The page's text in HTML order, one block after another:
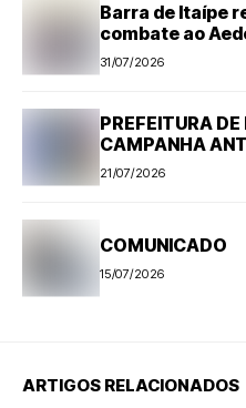
Barra de Itaípe
combate ao
31/07/2026
PREFEITURA
CAMPANHA
PROGRAMAÇÃO
21/07/2026
COMUNICADO
15/07/2026
ARTIGOS RELACIONADOS